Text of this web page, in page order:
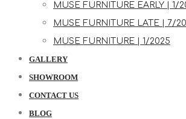
MUSE FURNITURE EARLY | 1/
MUSE FURNITURE LATE | 7/
MUSE FURNITURE | 1/2025
GALLERY
SHOWROOM
CONTACT US
BLOG